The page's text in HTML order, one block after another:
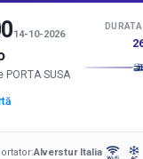
14-10-2026
PORTA SUSA
Alverstur Italia